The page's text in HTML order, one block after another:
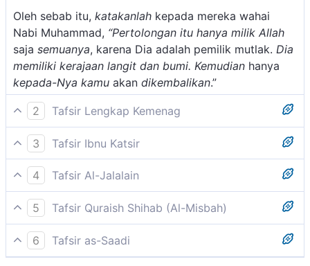
Oleh sebab itu, katakanlah kepada mereka wahai
Nabi Muhammad, “Pertolongan itu hanya milik Allah
saja semuanya, karena Dia adalah pemilik mutlak. Dia
memiliki kerajaan langit dan bumi. Kemudian hanya
kepada-Nya kamu akan dikembalikan.”
2
Tafsir Lengkap Kemenag
Pada ayat ini, Allah menyuruh Nabi-Nya mengatakan
bahwa hanya kepunyaan Allah semua syafaat itu.Tak
seorang pun yang dapat memberikan syafaat
melainkan dengan izin Allah seperti tersebut dalam
firman-Nya:
¦Tidak ada yang dapat memberi syafaat di sisi-Nya
tanpa izin-Nya¦. (al-Baqarah/2: 255)
3
Tafsir Ibnu Katsir
Adapun firman Allah Swt.:
Kepunyaan-Nya kerajaan langit dan bumi. (Az-Zumar:
44)
Maksudnya, Dialah Yang mengatur semuanya itu.
4
Tafsir Al-Jalalain
(Katakanlah, "Hanya kepunyaan Allahlah syafaat itu
semua) maksudnya, syafaat itu khusus bagi Dia, maka
tiada seorang pun yang dapat memberikannya
melainkan dengan seizin Dia. (Kepunyaan-Nya
5
Tafsir Quraish Shihab (Al-Misbah)
Katakan pula kepada mereka, wahai Muhammad,
"Hak memberi segala macam syafaat hanya milik
6
Tafsir as-Saadi